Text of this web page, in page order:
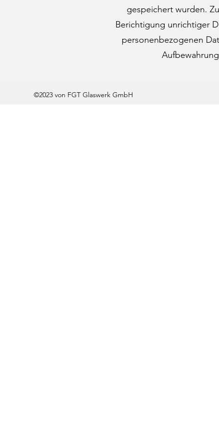
gespeichert wurden.
Berichtigung unrichtiger
personenbezogenen
©2023 von FGT Glaswerk GmbH